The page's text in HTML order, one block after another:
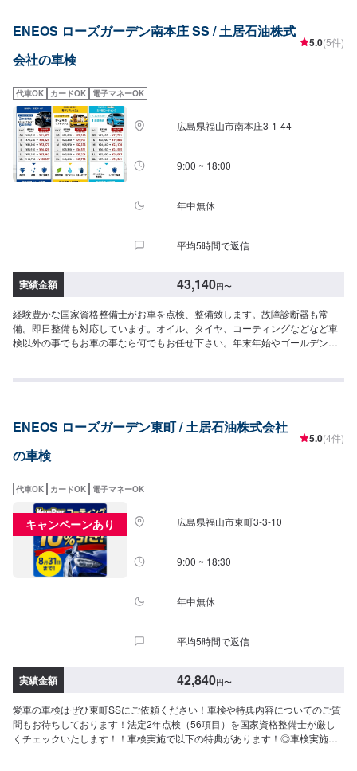
ご確認ください。◉軽自動車(ワゴンR、N-BOXなど)車検総額：42,840円[内訳]
車検基本料：16,500円法定費用：26,340円(下記合計)重量税｜6,600円証紙・
印紙代｜2,200円自賠責保険｜17,540円◉小型自動車：車両重量１.０t以下(マ
費用：36,250円(下記合計)重量税｜16,400円証紙・印紙代｜2,200円自賠責保
険｜17,650円◉中型自動車：車両重量１.０-１.５t以下(ヴェゼル、ジムニーシ
エラなど)車検総額：60,950円[内訳]車検基本料：16,500円法定費用：44,450
円(下記合計)重量税｜24,600円証紙・印紙代｜2,200円自賠責保険｜17,650円
◉大型自動車：車両重量１.５-２.０t以下(ノア、CX-8など)車検総額：69,250円
[内訳]車検基本料：16,500円法定費用：52,750円(下記合計)重量税｜32,800円
証紙・印紙代｜2,300円自賠責保険｜17,650円▶︎代車について◀︎レンタカー
＞⚫︎「エコカー減税車」「エコカー」「新車登録後13年以上経過車」「新車
ございます。⚫︎法定費用は法令により変わる可能性がございます。⚫︎重量税は
が減税の場合がございます。＜その他留意点＞⚫︎3ナンバーの印紙・証紙代は
2,300円⚫︎並行輸入社・一部外車・違法改造社は受付ていません⚫︎会社・RV・
備
ENEOS ローズガーデン南本庄 SS / 土居石油株式
会社の車検
5.0(5件)
代車OK カードOK 電子マネーOK
広島県福山市南本庄3-1-44
9:00 ~ 18:00
年中無休
平均5時間で返信
実績金額 43,140円〜
経験豊かな国家資格整備士がお車を点検、整備致します。故障診断器も常
備。即日整備も対応しています。オイル、タイヤ、コーティングなどなど車
検以外の事でもお車の事なら何でもお任せ下さい。年末年始やゴールデンウ
ENEOS ローズガーデン東町 / 土居石油株式会社
の車検
5.0(4件)
代車OK カードOK 電子マネーOK
キャンペーンあり 広島県福山市東町3-3-10
9:00 ~ 18:30
年中無休
平均5時間で返信
実績金額 42,840円〜
愛車の車検はぜひ東町SSにご依頼ください！車検や特典内容についてのご質
問もお待ちしております！法定2年点検（56項目）を国家資格整備士が厳し
くチェックいたします！！車検実施で以下の特典があります！◎車検実施で